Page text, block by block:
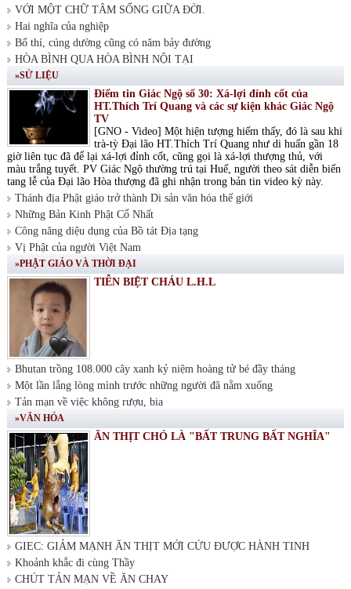
VỚI MỘT CHỮ TÂM SỐNG GIỮA ĐỜI.
Hai nghĩa của nghiệp
Bố thí, cúng dường cũng có năm bảy đường
HÒA BÌNH QUA HÒA BÌNH NỘI TẠI
»SỬ LIỆU
Điểm tin Giác Ngộ số 30: Xá-lợi đỉnh cốt của
HT.Thích Trí Quang và các sự kiện khác Giác Ngộ
TV
[GNO - Video] Một hiện tượng hiếm thấy, đó là sau khi
trà-tỳ Đại lão HT.Thích Trí Quang như di huấn gần 18
giờ liên tục đã để lại xá-lợi đỉnh cốt, cũng gọi là xá-lợi thượng thủ, với
màu trắng tuyết. PV Giác Ngộ thường trú tại Huế, người theo sát diễn biến
tang lễ của Đại lão Hòa thượng đã ghi nhận trong bản tin video kỳ này.
Thánh địa Phật giáo trở thành Di sản văn hóa thế giới
Những Bản Kinh Phật Cổ Nhất
Công năng diệu dụng của Bồ tát Địa tạng
Vị Phật của người Việt Nam
»PHẬT GIÁO VÀ THỜI ĐẠI
TIỄN BIỆT CHÁU L.H.L
Bhutan trồng 108.000 cây xanh kỷ niệm hoàng tử bé đầy tháng
Một lần lắng lòng mình trước những người đã nằm xuống
Tản mạn về việc không rượu, bia
»VĂN HÓA
ĂN THỊT CHÓ LÀ "BẤT TRUNG BẤT NGHĨA"
GIEC: GIẢM MẠNH ĂN THỊT MỚI CỨU ĐƯỢC HÀNH TINH
Khoảnh khắc đi cùng Thầy
CHÚT TẢN MẠN VỀ ĂN CHAY